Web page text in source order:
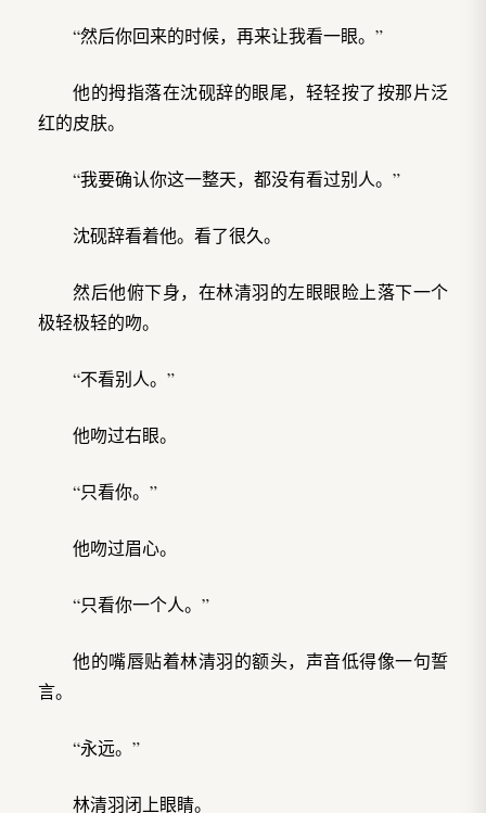
“然后你回来的时候，再来让我看一眼。”
他的拇指落在沈砚辞的眼尾，轻轻按了按那片泛
红的皮肤。
“我要确认你这一整天，都没有看过别人。”
沈砚辞看着他。看了很久。
然后他俯下身，在林清羽的左眼眼睑上落下一个
极轻极轻的吻。
“不看别人。”
他吻过右眼。
“只看你。”
他吻过眉心。
“只看你一个人。”
他的嘴唇贴着林清羽的额头，声音低得像一句誓
言。
“永远。”
林清羽闭上眼睛。